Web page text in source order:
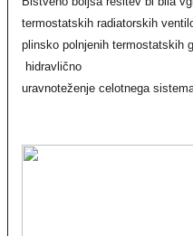
termostatskih radiatorskih
plinsko polnjenih termostatskih
hidravlično
uravnoteženje celotnega